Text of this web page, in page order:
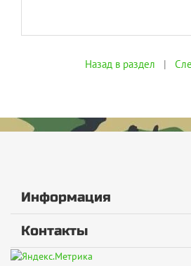
Назад в раздел |
Информация
Контакты